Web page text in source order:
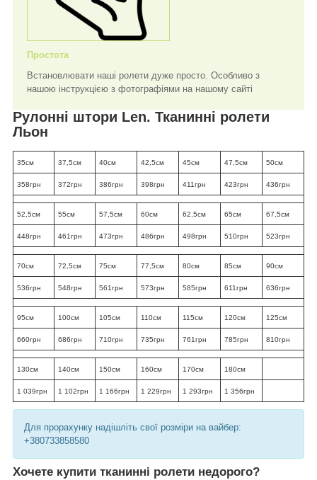
Простота
Встановлювати наші ролети дуже просто. Особливо з
нашою інструкцією з фотографіями на нашому сайті
Рулонні штори Len. Тканинні ролети
Льон
35см 37,5см 40см 42,5см 45см 47,5см 50см
358грн 372грн 386грн 398грн 411грн 423грн 436грн
52,5см 55см 57,5см 60см 62,5см 65см 67,5см
448грн 461грн 473грн 486грн 498грн 510грн 523грн
70см 72,5см 75см 77,5см 80см 85см 90см
536грн 548грн 561грн 573грн 585грн 611грн 636грн
95см 100см 105см 110см 115см 120см 125см
660грн 686грн 710грн 735грн 761грн 785грн 810грн
130см 140см 150см 160см 170см 180см
1 039грн 1 102грн 1 166грн 1 229грн 1 293грн 1 356грн
Для прорахунку надішліть свої розміри на вайбер:
+380733858580
Хочете купити тканинні ролети недорого?